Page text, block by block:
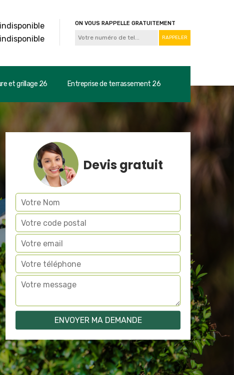
indisponible
indisponible
ON VOUS RAPPELLE GRATUITEMENT
et grillage 26 Entreprise de terrassement 26
Devis gratuit